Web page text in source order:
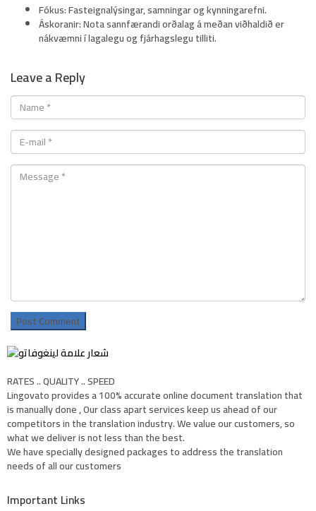
Fókus:Fasteignalýsingar, samningar og kynningarefni.
Áskoranir:Nota sannfærandi orðalag á meðan viðhaldið er
nákvæmni í lagalegu og fjárhagslegu tilliti.
Leave a Reply
RATES .. QUALITY .. SPEED
Lingovato provides a 100% accurate online document translation that
is manually done , Our class apart services keep us ahead of our
competitors in the translation industry. We value our customers, so
what we deliver is not less than the best.
We have specially designed packages to address the translation
needs of all our customers
Important Links